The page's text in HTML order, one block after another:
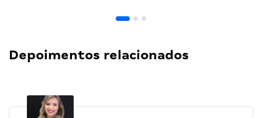
Depoimentos relacionados